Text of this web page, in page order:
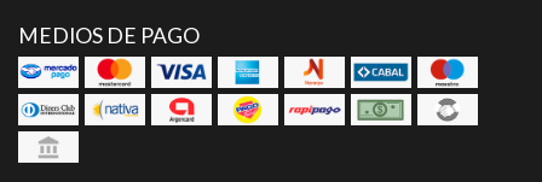
MEDIOS DE PAGO